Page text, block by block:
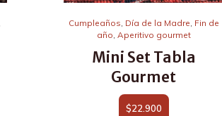
Cumpleaños Día de la Madre Fin de
año Aperitivo gourmet
Mini Set Tabla
Gourmet
$22.900